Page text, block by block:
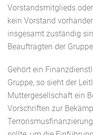
Vorstandsmitglieds
kein Vorstand
insgesamt zuständig
Beauftragten der
Gehört ein
Gruppe, so sieht der
Muttergesellschaft ein
Vorschriften zur